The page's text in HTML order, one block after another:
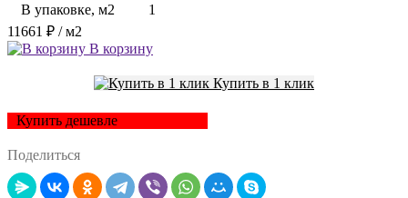
В упаковке, м2
1
11661 ₽ / м2
В корзину
Купить в 1 клик
Купить дешевле
Поделиться